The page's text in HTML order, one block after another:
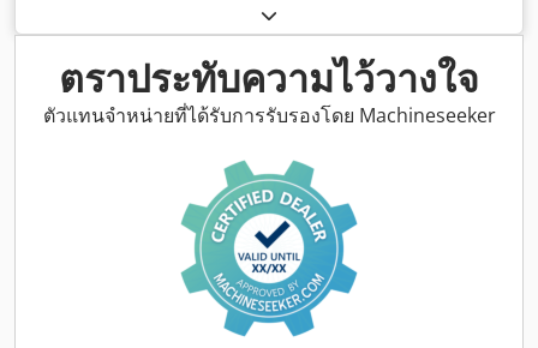
ตราประทับความไว้วางใจ
ตัวแทนจำหน่ายที่ได้รับการรับรองโดย Machineseeker